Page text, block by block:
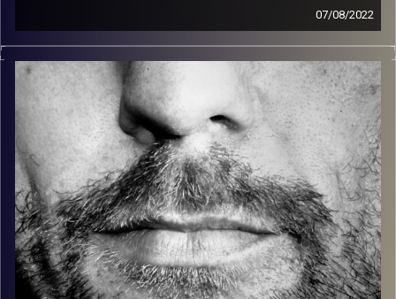
07/08/2022
זיפים, מוזיקה מחוספסת של הופעות חיות. הרבה ג'אם, רוק,
בלוז, bluegrass, ג'אז, Fאנק, פרוגרסיב ואפילו אלקטרוניקה.
כל מה שחי, אמיתי ונושם.
עם שמוליק רגב.
קרדיט תמונות: David Goehring